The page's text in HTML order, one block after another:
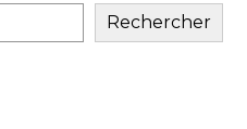
Rechercher